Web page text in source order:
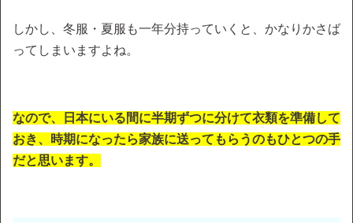
しかし、冬服・夏服も一年分持っていくと、かなりかさば
ってしまいますよね。
なので、日本にいる間に半期ずつに分けて衣類を準備して
おき、時期になったら家族に送ってもらうのもひとつの手
だと思います。